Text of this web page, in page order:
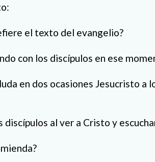
el texto del evangelio?
con los discípulos en ese
en dos ocasiones Jesucristo a
discípulos al ver a Cristo y